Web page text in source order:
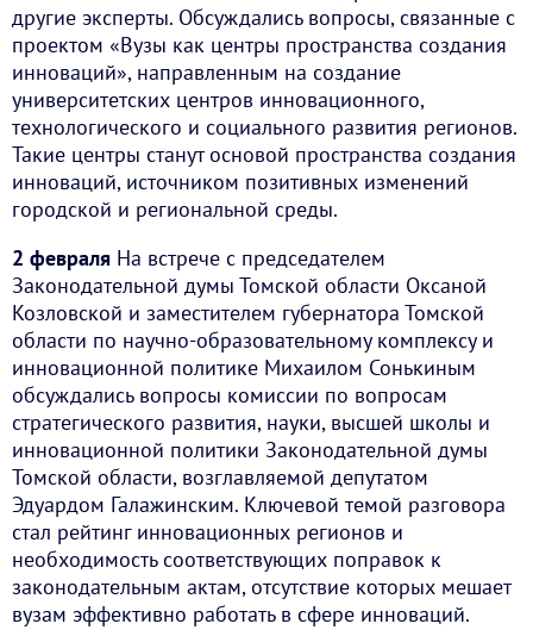
другие эксперты. Обсуждались вопросы, связанные с
проектом «Вузы как центры пространства создания
инноваций», направленным на создание
университетских центров инновационного,
технологического и социального развития регионов.
Такие центры станут основой пространства создания
инноваций, источником позитивных изменений
городской и региональной среды.
2 февраля На встрече с председателем
Законодательной думы Томской области Оксаной
Козловской и заместителем губернатора Томской
области по научно-образовательному комплексу и
инновационной политике Михаилом Сонькиным
обсуждались вопросы комиссии по вопросам
стратегического развития, науки, высшей школы и
инновационной политики Законодательной думы
Томской области, возглавляемой депутатом
Эдуардом Галажинским. Ключевой темой разговора
стал рейтинг инновационных регионов и
необходимость соответствующих поправок к
законодательным актам, отсутствие которых мешает
вузам эффективно работать в сфере инноваций.